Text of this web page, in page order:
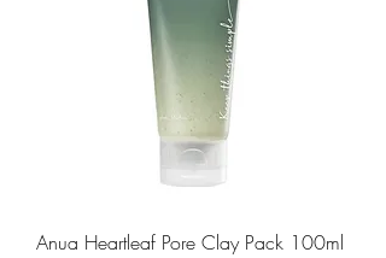
Anua Heartleaf Pore Clay Pack 100ml